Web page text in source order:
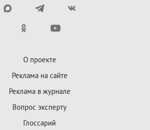
О проекте
Реклама на сайте
Реклама в журнале
Вопрос эксперту
Глоссарий